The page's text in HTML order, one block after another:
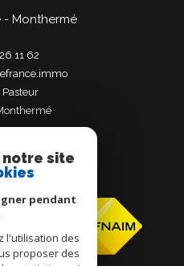
- Monthermé
11 62
Pasteur
monthermé
notre site
pendant
l'utilisation des
proposer des